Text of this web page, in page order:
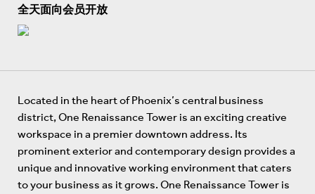
全天面向会员开放
Located in the heart of Phoenix’s central business
district, One Renaissance Tower is an exciting creative
workspace in a premier downtown address. Its
prominent exterior and contemporary design provides a
unique and innovative working environment that caters
to your business as it grows. One Renaissance Tower is